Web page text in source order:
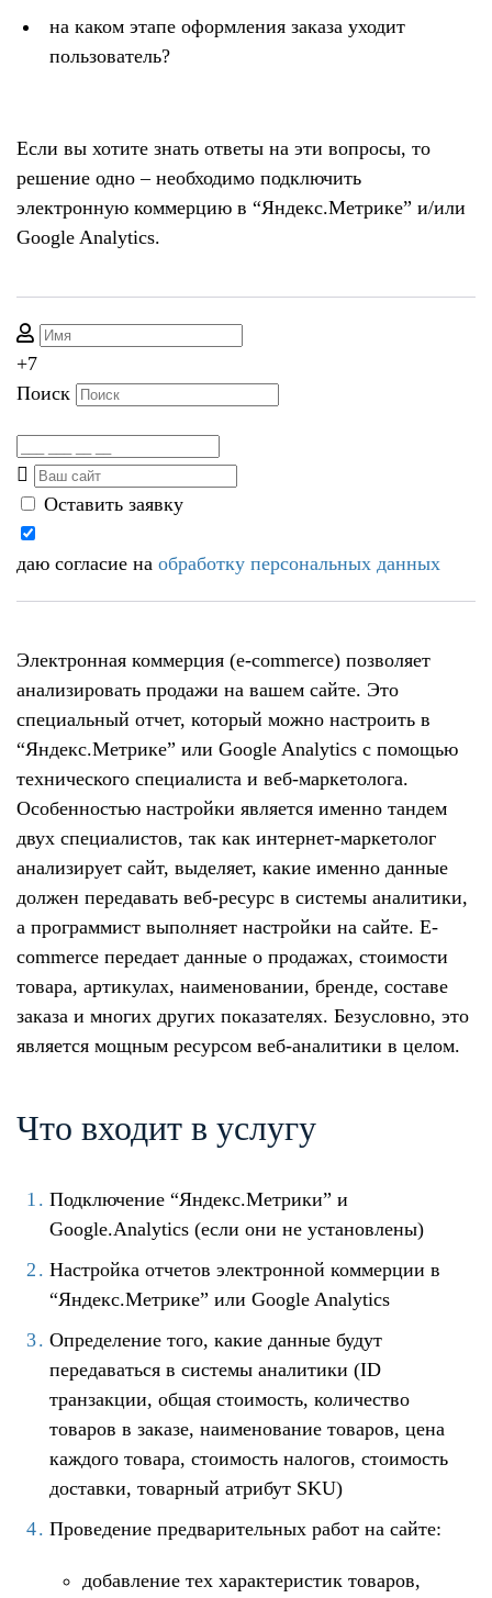
на каком этапе оформления заказа уходит
пользователь?
Если вы хотите знать ответы на эти вопросы, то
решение одно – необходимо подключить
электронную коммерцию в “Яндекс.Метрике” и/или
Google Analytics.
+7
Поиск
Оставить заявку
даю согласие на обработку персональных данных
Электронная коммерция (e-commerce) позволяет
анализировать продажи на вашем сайте. Это
специальный отчет, который можно настроить в
“Яндекс.Метрике” или Google Analytics с помощью
технического специалиста и веб-маркетолога.
Особенностью настройки является именно тандем
двух специалистов, так как интернет-маркетолог
анализирует сайт, выделяет, какие именно данные
должен передавать веб-ресурс в системы аналитики,
а программист выполняет настройки на сайте. E-
commerce передает данные о продажах, стоимости
товара, артикулах, наименовании, бренде, составе
заказа и многих других показателях. Безусловно, это
является мощным ресурсом веб-аналитики в целом.
Что входит в услугу
Подключение “Яндекс.Метрики” и
Google.Analytics (если они не установлены)
Настройка отчетов электронной коммерции в
“Яндекс.Метрике” или Google Analytics
Определение того, какие данные будут
передаваться в системы аналитики (ID
транзакции, общая стоимость, количество
товаров в заказе, наименование товаров, цена
каждого товара, стоимость налогов, стоимость
доставки, товарный атрибут SKU)
Проведение предварительных работ на сайте:
добавление тех характеристик товаров,